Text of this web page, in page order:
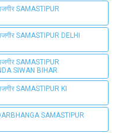
SAMASTIPUR
SAMASTIPUR DELHI
SAMASTIPUR
SIWAN BIHAR
SAMASTIPUR KI
SAMASTIPUR